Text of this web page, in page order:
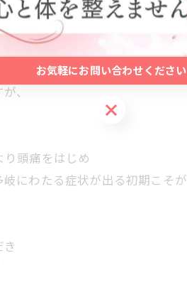
、
頭痛をはじめ
にわたる症状が出る初期こそが
お気軽にお問い合わせください
お気軽にお問い合わせください